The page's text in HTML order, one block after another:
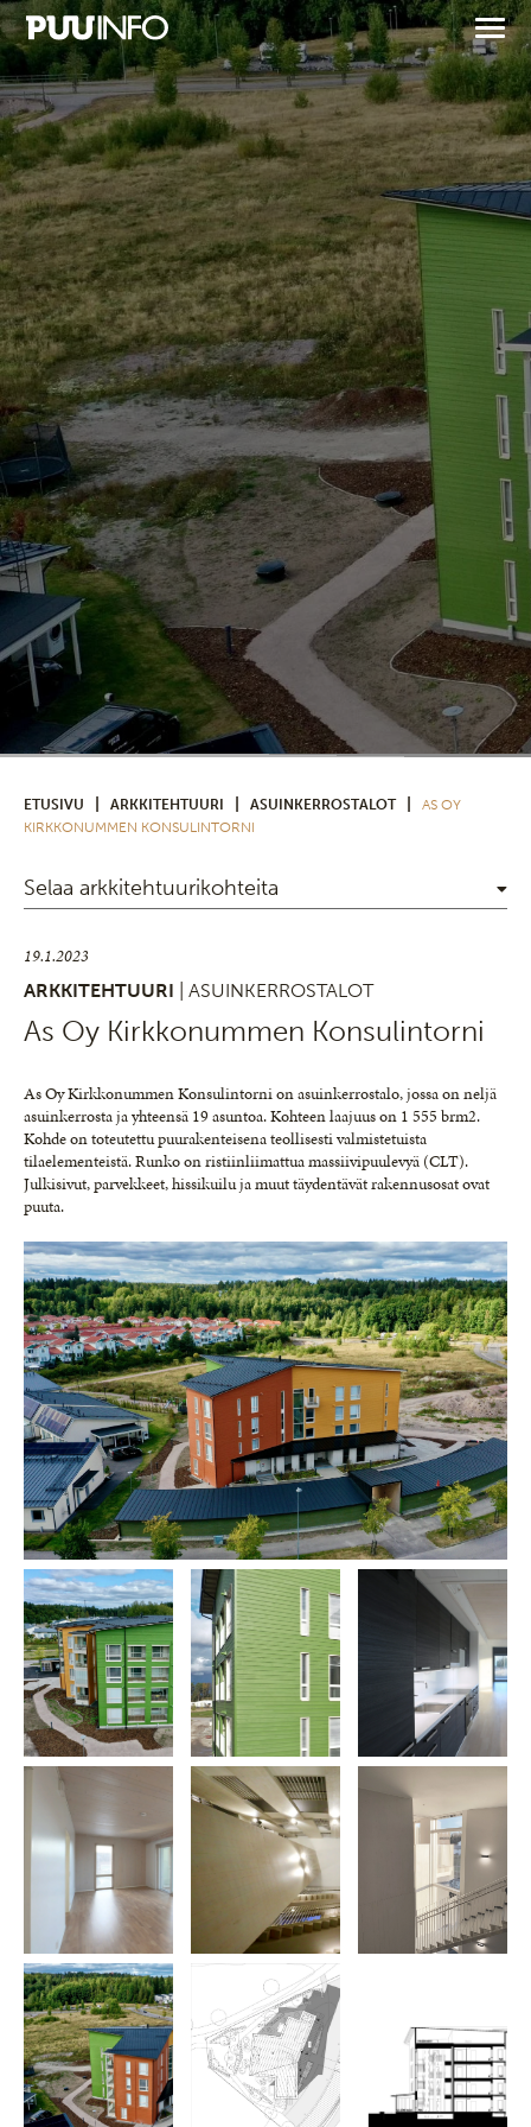
ETUSIVU ARKKITEHTUURI ASUINKERROSTALOT
AS OY
KIRKKONUMMEN KONSULINTORNI
Selaa arkkitehtuurikohteita
19.1.2023
ARKKITEHTUURI
| ASUINKERROSTALOT
As Oy Kirkkonummen Konsulintorni
As Oy Kirkkonummen Konsulintorni on asuinkerrostalo, jossa on neljä
asuinkerrosta ja yhteensä 19 asuntoa. Kohteen laajuus on 1 555 brm2.
Kohde on toteutettu puurakenteisena teollisesti valmistetuista
tilaelementeistä. Runko on ristiinliimattua massiivipuulevyä (CLT).
Julkisivut, parvekkeet, hissikuilu ja muut täydentävät rakennusosat ovat
puuta.